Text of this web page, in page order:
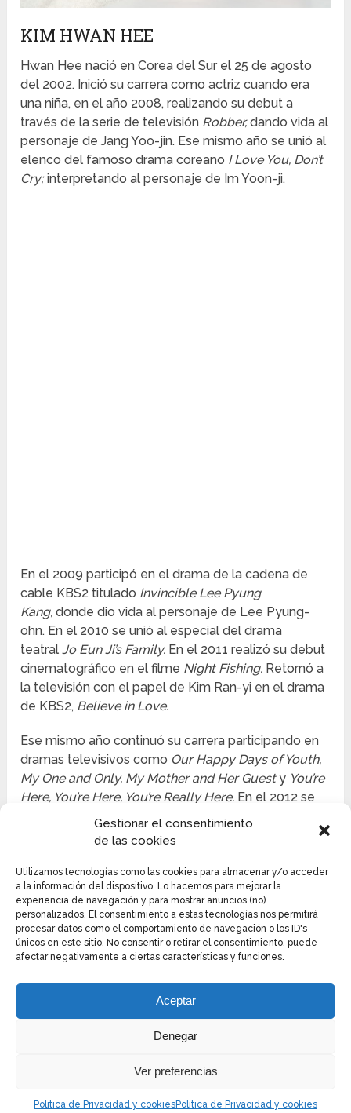
Gestionar el consentimiento
de las cookies
Utilizamos tecnologías como las cookies para almacenar y/o acceder
a la información del dispositivo. Lo hacemos para mejorar la
experiencia de navegación y para mostrar anuncios (no)
personalizados. El consentimiento a estas tecnologías nos permitirá
procesar datos como el comportamiento de navegación o los ID's
únicos en este sitio. No consentir o retirar el consentimiento, puede
afectar negativamente a ciertas características y funciones.
Aceptar
Denegar
Ver preferencias
Politica de Privacidad y cookiesPolitica de Privacidad y cookies
KIM HWAN HEE
Hwan Hee nació en Corea del Sur el 25 de agosto
del 2002. Inició su carrera como actriz cuando era
una niña, en el año 2008, realizando su debut a
través de la serie de televisión Robber,dando vida al
personaje de Jang Yoo-jin. Ese mismo año se unió al
elenco del famoso drama coreano I Love You, Don’t
Cry;interpretando al personaje de Im Yoon-ji.
En el 2009 participó en el drama de la cadena de
cable KBS2 titulado Invincible Lee Pyung
Kang,donde dio vida al personaje de Lee Pyung-
ohn. En el 2010 se unió al especial del drama
teatralJo Eun Ji’s Family. En el 2011 realizó su debut
cinematográfico en el filme Night Fishing. Retornó a
la televisión con el papel de Kim Ran-yi en el drama
de KBS2, Believe in Love.
Ese mismo año continuó su carrera participando en
dramas televisivos como Our Happy Days of Youth,
My One and Only, My Mother and Her Guesty You’re
Here, You’re Here, You’re Really Here. En el 2012 se
unió al elenco de Reply 1997,
seguido de su
participación en
Ohala Couple.
personaje Moon Bo-ri en el filmeBorn to Sing.
En el 2014 realizó una aparición especial en el
exitoso drama coreano sobre romanceAngel
Eyes.En el año 2015 se unió al elenco de la serie de
televisiónOh My Ghost, y un año después dio vida al
personaje de Park Hyo-eun en el drama sobre
aeropuertos y romance,On the Way to the
Airport.En el 2017 obtuvo uno de los roles
protagónicos en la serie web sobre
de Jung Deok-hee. Luego, en el 2018, retornó a la